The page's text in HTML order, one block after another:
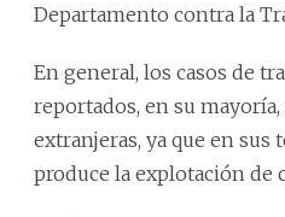
Departamento contra la
En general, los casos de
reportados, en su
extranjeras, ya que en
produce la explotación de